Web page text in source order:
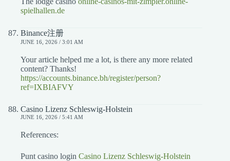
spielhallen.de
Binance注册
JUNE 16, 2026 / 3:01 AM
Your article helped me a lot, is there any more related
content? Thanks!
https://accounts.binance.bh/register/person?
ref=IXBIAFVY
Casino Lizenz Schleswig-Holstein
JUNE 16, 2026 / 5:41 AM
References:
Punt casino login Casino Lizenz Schleswig-Holstein